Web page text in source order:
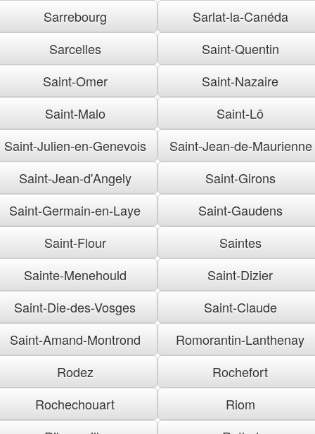
Sarrebourg
Sarlat-la-Canéda
Sarcelles
Saint-Quentin
Saint-Omer
Saint-Nazaire
Saint-Malo
Saint-Lô
Saint-Julien-en-Genevois
Saint-Jean-de-Maurienne
Saint-Jean-d'Angely
Saint-Girons
Saint-Germain-en-Laye
Saint-Gaudens
Saint-Flour
Saintes
Sainte-Menehould
Saint-Dizier
Saint-Die-des-Vosges
Saint-Claude
Saint-Amand-Montrond
Romorantin-Lanthenay
Rodez
Rochefort
Rochechouart
Riom